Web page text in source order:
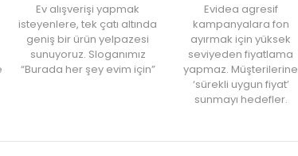
Ev alışverişi yapmak
isteyenlere, tek çatı altında
geniş bir ürün yelpazesi
sunuyoruz. Sloganımız
“Burada her şey evim için”
Evidea agresif
kampanyalara fon
ayırmak için yüksek
seviyeden fiyatlama
yapmaz. Müşterilerine
‘sürekli uygun fiyat’
sunmayı hedefler.